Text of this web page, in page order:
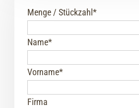
Menge / Stückzahl*
Name*
Vorname*
Firma